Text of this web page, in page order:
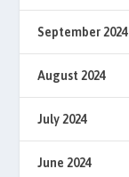
September 2024
August 2024
July 2024
June 2024